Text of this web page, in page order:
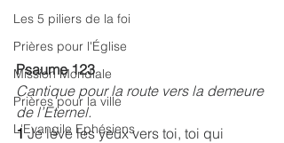
Les 5 piliers de la foi
Prières pour l'Église
Mission Mondiale
Prières pour la ville
L'Evangile Ephésiens
Psaume 123
Cantique pour la route vers la demeure
de l’Eternel.
1 Je lève les yeux vers toi, toi qui